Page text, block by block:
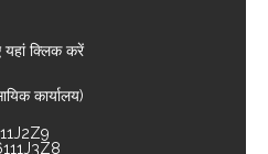
क्लिक करें
कार्यालय)